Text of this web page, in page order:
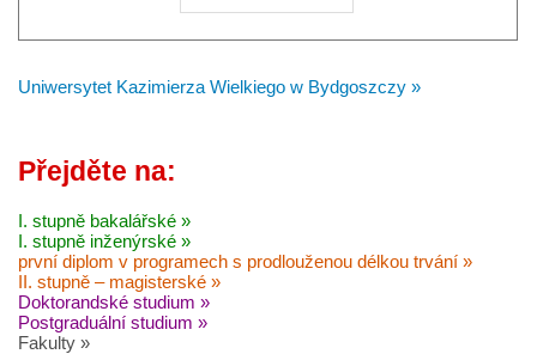
Uniwersytet Kazimierza Wielkiego w Bydgoszczy »
Přejděte na:
I. stupně bakalářské »
I. stupně inženýrské »
první diplom v programech s prodlouženou délkou trvání »
II. stupně – magisterské »
Doktorandské studium »
Postgraduální studium »
Fakulty »